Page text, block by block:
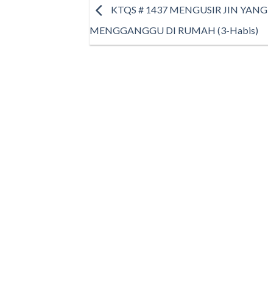
KTQS # 1437 MENGUSIR JIN YANG
MENGGANGGU DI RUMAH (3-Habis)